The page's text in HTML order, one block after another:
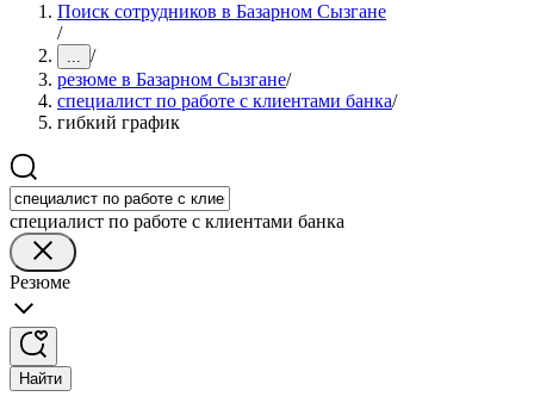
Поиск сотрудников в Базарном Сызгане
/
... /
резюме в Базарном Сызгане/
специалист по работе с клиентами банка/
гибкий график
специалист по работе с клиентами банка
Резюме
Найти